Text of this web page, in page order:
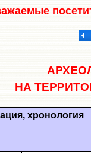
НА
хронология